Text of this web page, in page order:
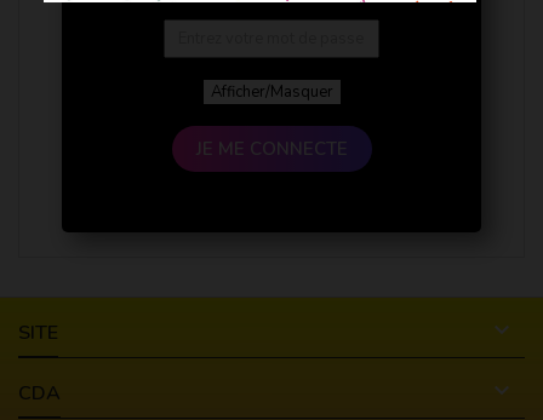
Afficher/Masquer
JE ME CONNECTE
SITE 
CDA 